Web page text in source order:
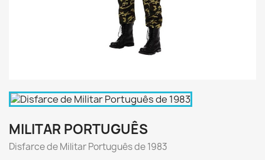
MILITAR PORTUGUÊS
Disfarce de Militar Português de 1983